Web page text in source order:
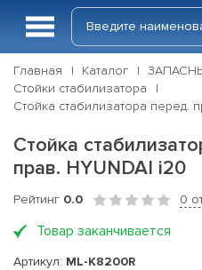
Главная Каталог
Стойки стабилизатора
Стойка стабилизатора перед.
Стойка
прав. HYUNDAI i20
Рейтинг 0.0 0
Товар заканчивается
Артикул: ML-K8200R